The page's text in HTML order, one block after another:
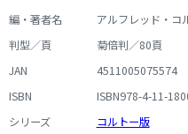
編・著者名
アルフレッド・コ
判型／頁
菊倍判／80頁
JAN
4511005075574
ISBN
ISBN978-4-11-
シリーズ
コルトー版